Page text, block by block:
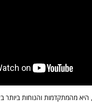
מהמתקדמות והנוחות ביותר